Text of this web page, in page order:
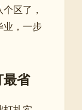
区了，
业，一步
最省